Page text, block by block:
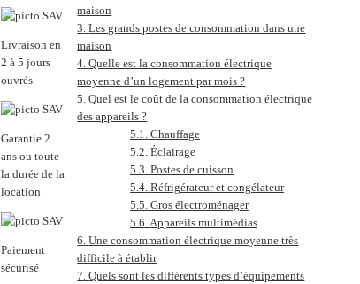
maison
Les grands postes de consommation dans une
maison
Quelle est la consommation électrique
moyenne d’un logement par mois ?
Quel est le coût de la consommation électrique
des appareils ?
Chauffage
Éclairage
Postes de cuisson
Réfrigérateur et congélateur
Gros électroménager
Appareils multimédias
Une consommation électrique moyenne très
difficile à établir
Quels sont les différents types d’équipements
Livraison en
2 à 5 jours
ouvrés
Garantie 2
ans ou toute
la durée de la
location
Paiement
sécurisé